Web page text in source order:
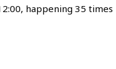
happening 35 times